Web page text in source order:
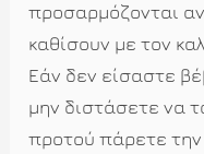
προσαρμόζονται
καθίσουν με τον
Εάν δεν είσαστε
μην διστάσετε να
προτού πάρετε